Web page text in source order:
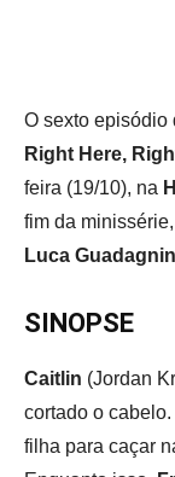
O sexto episódio
Right Here,
feira (19/10), na
fim da
Luca
SINOPSE
Caitlin (Jordan
cortado o cabelo.
filha para caçar